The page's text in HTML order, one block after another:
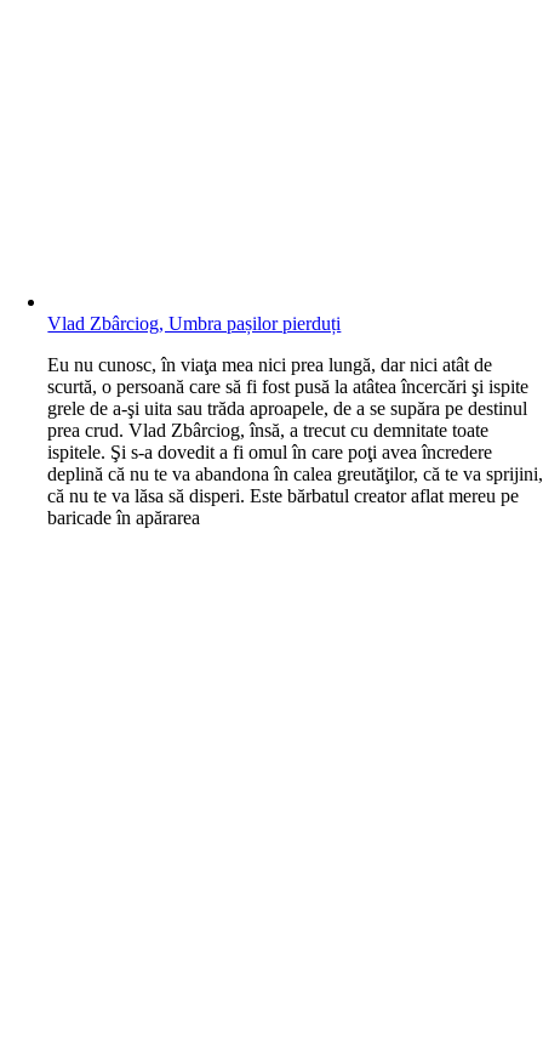
Vlad Zbârciog, Umbra pașilor pierduți
Eu nu cunosc, în viaţa mea nici prea lungă, dar nici atât de
scurtă, o persoană care să fi fost pusă la atâtea încercări şi ispite
grele de a-şi uita sau trăda aproapele, de a se supăra pe destinul
prea crud. Vlad Zbârciog, însă, a trecut cu demnitate toate
ispitele. Şi s-a dovedit a fi omul în care poţi avea încredere
deplină că nu te va abandona în calea greutăţilor, că te va sprijini,
că nu te va lăsa să disperi. Este bărbatul creator aflat mereu pe
baricade în apărarea